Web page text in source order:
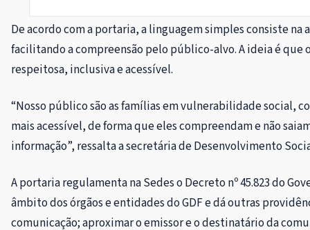
De acordo com a portaria, a linguagem simples consiste
facilitando a compreensão pelo público-alvo. A ideia é
respeitosa, inclusiva e acessível.
“Nosso público são as famílias em vulnerabilidade social,
mais acessível, de forma que eles compreendam e não
informação”, ressalta a secretária de Desenvolvimento
A portaria regulamenta na Sedes o Decreto nº 45.823 do
âmbito dos órgãos e entidades do GDF e dá outras
comunicação; aproximar o emissor e o destinatário da